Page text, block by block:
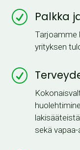
R Palkka
Tarjoamme
yrityksen
R
sekä